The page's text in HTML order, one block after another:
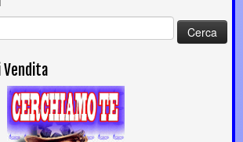
Vendita